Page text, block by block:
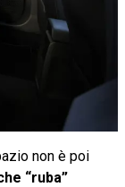
non è poi
“ruba”